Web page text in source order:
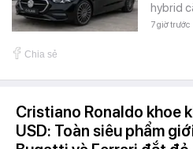
hybrid
7 giờ trước
Chia sẻ
Cristiano Ronaldo khoe
USD: Toàn siêu phẩm